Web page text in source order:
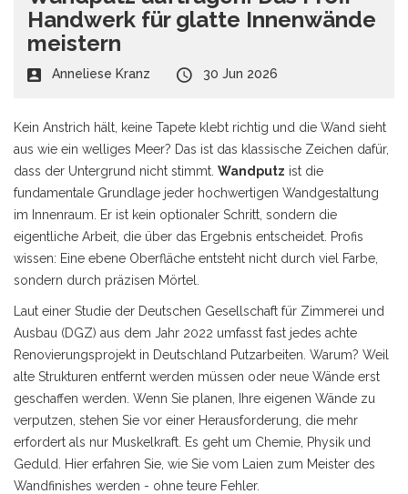
Handwerk für glatte Innenwände
meistern
Anneliese Kranz 30 Jun 2026
Kein Anstrich hält, keine Tapete klebt richtig und die Wand sieht
aus wie ein welliges Meer? Das ist das klassische Zeichen dafür,
dass der Untergrund nicht stimmt. Wandputz ist die
fundamentale Grundlage jeder hochwertigen Wandgestaltung
im Innenraum . Er ist kein optionaler Schritt, sondern die
eigentliche Arbeit, die über das Ergebnis entscheidet. Profis
wissen: Eine ebene Oberfläche entsteht nicht durch viel Farbe,
sondern durch präzisen Mörtel.
Laut einer Studie der Deutschen Gesellschaft für Zimmerei und
Ausbau (DGZ) aus dem Jahr 2022 umfasst fast jedes achte
Renovierungsprojekt in Deutschland Putzarbeiten. Warum? Weil
alte Strukturen entfernt werden müssen oder neue Wände erst
geschaffen werden. Wenn Sie planen, Ihre eigenen Wände zu
verputzen, stehen Sie vor einer Herausforderung, die mehr
erfordert als nur Muskelkraft. Es geht um Chemie, Physik und
Geduld. Hier erfahren Sie, wie Sie vom Laien zum Meister des
Wandfinishes werden - ohne teure Fehler.